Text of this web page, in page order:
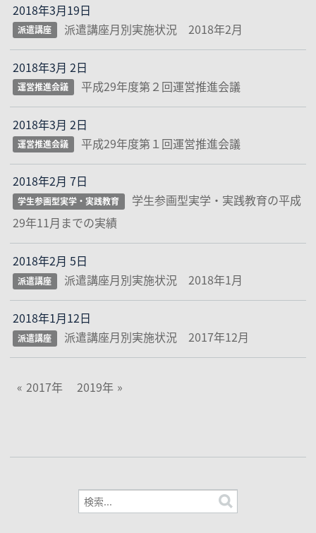
2018年3月19日
派遣講座 派遣講座月別実施状況 2018年2月
2018年3月 2日
運営推進会議 平成29年度第２回運営推進会議
2018年3月 2日
運営推進会議 平成29年度第１回運営推進会議
2018年2月 7日
学生参画型実学・実践教育
学生参画型実学・実践教育の平成
29年11月までの実績
2018年2月 5日
派遣講座 派遣講座月別実施状況 2018年1月
2018年1月12日
派遣講座 派遣講座月別実施状況 2017年12月
2017年 2019年